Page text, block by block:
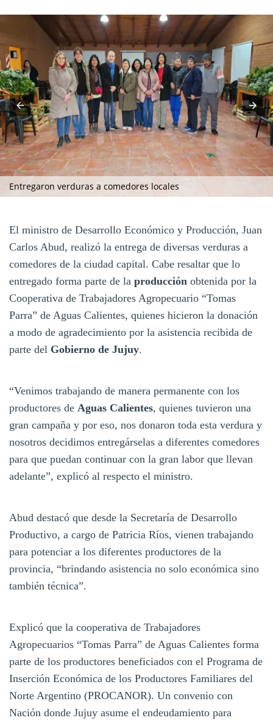
Entregaron verduras a comedores locales
El ministro de Desarrollo Económico y Producción, Juan
Carlos Abud, realizó la entrega de diversas verduras a
comedores de la ciudad capital. Cabe resaltar que lo
entregado forma parte de la producción obtenida por la
Cooperativa de Trabajadores Agropecuario “Tomas
Parra” de Aguas Calientes, quienes hicieron la donación
a modo de agradecimiento por la asistencia recibida de
parte del Gobierno de Jujuy.
“Venimos trabajando de manera permanente con los
productores de Aguas Calientes, quienes tuvieron una
gran campaña y por eso, nos donaron toda esta verdura y
nosotros decidimos entregárselas a diferentes comedores
para que puedan continuar con la gran labor que llevan
adelante”, explicó al respecto el ministro.
Abud destacó que desde la Secretaría de Desarrollo
Productivo, a cargo de Patricia Ríos, vienen trabajando
para potenciar a los diferentes productores de la
provincia, “brindando asistencia no solo económica sino
también técnica”.
Explicó que la cooperativa de Trabajadores
Agropecuarios “Tomas Parra” de Aguas Calientes forma
parte de los productores beneficiados con el Programa de
Inserción Económica de los Productores Familiares del
Norte Argentino (PROCANOR). Un convenio con
Nación donde Jujuy asume el endeudamiento para